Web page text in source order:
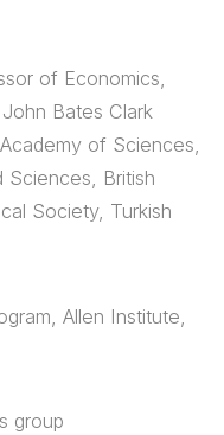
of Economics,
Bates Clark
of Sciences,
Sciences, British
Society, Turkish
Allen Institute,
group